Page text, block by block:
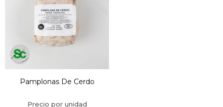
Pamplonas De Cerdo